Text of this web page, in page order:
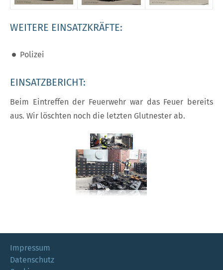
WEITERE EINSATZKRÄFTE:
Polizei
EINSATZBERICHT:
Beim Eintreffen der Feuerwehr war das Feuer bereits
aus. Wir löschten noch die letzten Glutnester ab.
Impressum
Datenschutz